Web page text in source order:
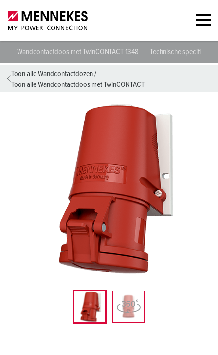
Wandcontactdoos met TwinCONTACT 1348 Technische specificaties
Toon alle Wandcontactdozen/
Toon alle Wandcontactdoos met TwinCONTACT